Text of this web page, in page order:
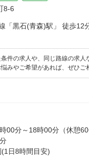
8-6
「黒石(青森)駅」 徒歩12
件の求人や、同じ路線の求人
みやご希望があれば、ぜひご
00分～18時00分（休憩
日8時間目安)